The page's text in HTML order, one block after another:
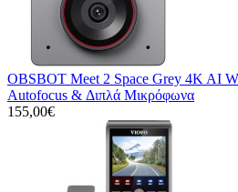
OBSBOT Meet 2 Space Grey 4K AI
Autofocus & Διπλά Μικρόφωνα
155,00€